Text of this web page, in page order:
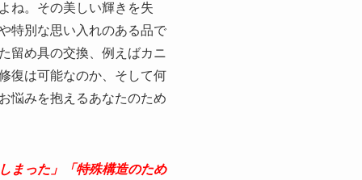
ね。その美しい輝きを失
特別な思い入れのある品で
留め具の交換、例えばカニ
復は可能なのか、そして何
悩みを抱えるあなたのため
まった」「特殊構造のため